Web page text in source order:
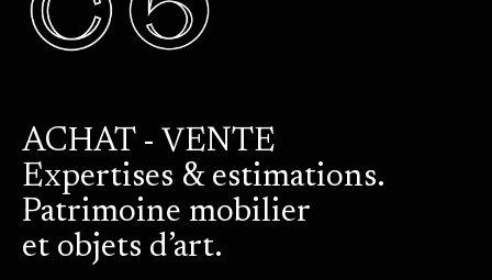
ACHAT - VENTE
Expertises & estimations.
Patrimoine mobilier
et objets d’art.